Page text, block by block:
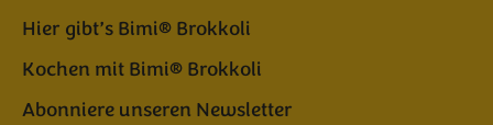
Hier gibt’s Bimi® Brokkoli
Kochen mit Bimi® Brokkoli
Abonniere unseren Newsletter